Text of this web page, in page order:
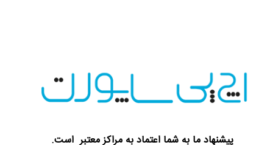
پیشنهاد ما به شما اعتماد به مراکز معتبر است.